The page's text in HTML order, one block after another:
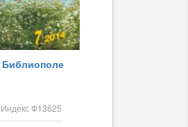
Библиополе
Индекс Ф13625